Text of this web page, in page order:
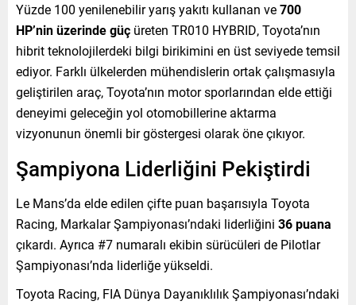
Yüzde 100 yenilenebilir yarış yakıtı kullanan ve700
HP’nin üzerinde güç üreten TR010 HYBRID, Toyota’nın
hibrit teknolojilerdeki bilgi birikimini en üst seviyede temsil
ediyor. Farklı ülkelerden mühendislerin ortak çalışmasıyla
geliştirilen araç, Toyota’nın motor sporlarından elde ettiği
deneyimi geleceğin yol otomobillerine aktarma
vizyonunun önemli bir göstergesi olarak öne çıkıyor.
Şampiyona Liderliğini Pekiştirdi
Le Mans’da elde edilen çifte puan başarısıyla Toyota
Racing, Markalar Şampiyonası’ndaki liderliğini 36 puana
çıkardı. Ayrıca #7 numaralı ekibin sürücüleri de Pilotlar
Şampiyonası’nda liderliğe yükseldi.
Toyota Racing, FIA Dünya Dayanıklılık Şampiyonası’ndaki